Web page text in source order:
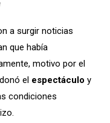
a surgir noticias
que había
motivo por el
el espectáculo y
condiciones